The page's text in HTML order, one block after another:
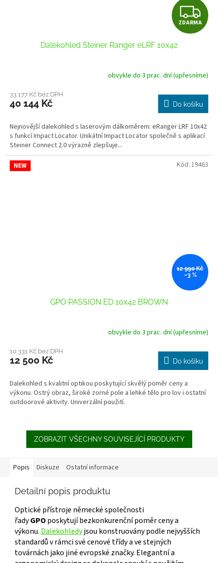
Z
D
R
M
A
ZDARMA
Dalekohled Steiner Ranger eLRF 10x42
obvykle do 3 prac. dní (upřesníme)
33 177 Kč bez DPH
40 144 Kč Do košíku
Nejnovější dalekohled s laserovým dálkoměrem: eRanger LRF 10x42
s funkcí Impact Locator. Unikátní Impact Locator společně s aplikací
Steiner Connect 2.0 výrazně zlepšuje...
NEW
12 990 Kč
–3 %
GPO PASSION ED 10x42 BROWN
produktu
je
z
5
hvězdiček.
obvykle do 3 prac. dní (upřesníme)
10 331 Kč bez DPH
12 500 Kč Do košíku
Dalekohled s kvalitní optikou poskytující skvělý poměr ceny a
výkonu. Ostrý obraz, široké zorné pole a lehké tělo pro lov i ostatní
outdoorové aktivity. Univerzální použití.
Kód: 19463
ZOBRAZIT VŠECHNY SOUVISEJÍCÍ PRODUKTY
Popis Diskuze Ostatní informace
Detailní popis produktu
Optické přístroje německé společnosti
řadyGPOposkytují bezkonkurenční poměr ceny a
výkonu. Dalekohledyjsou konstruovány podle nejvyšších
standardů v rámci své cenové třídy a ve stejných
továrnách jako jiné evropské značky. Elegantní a